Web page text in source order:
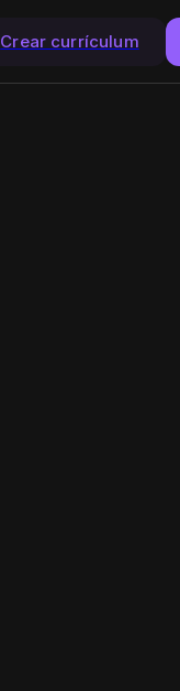
Crear currículum